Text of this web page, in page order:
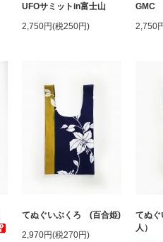
UFOサミットin富士山
2,750円(税250円)
GMC
2,750
てぬぐいぶくろ (百合姫)
2,970円(税270円)
てぬぐ
人）